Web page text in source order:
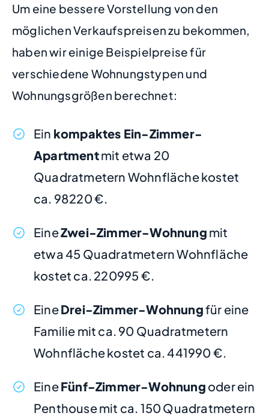
Um eine bessere Vorstellung von den
möglichen Verkaufspreisen zu bekommen,
haben wir einige Beispielpreise für
verschiedene Wohnungstypen und
Wohnungsgrößen berechnet:
Ein kompaktes Ein-Zimmer-
Apartmentmit etwa 20
Quadratmetern Wohnfläche kostet
ca. 98220 €.
EineZwei-Zimmer-Wohnung mit
etwa 45 Quadratmetern Wohnfläche
kostet ca. 220995 €.
EineDrei-Zimmer-Wohnungfür eine
Familie mit ca. 90 Quadratmetern
Wohnfläche kostet ca. 441990 €.
EineFünf-Zimmer-Wohnung oder ein
Penthouse mit ca. 150 Quadratmetern